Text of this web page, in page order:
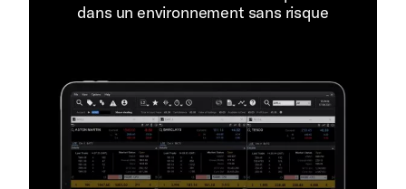
dans un environnement sans risque